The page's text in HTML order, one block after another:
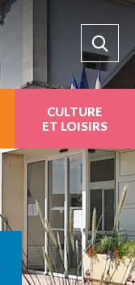
CULTURE
ET LOISIRS